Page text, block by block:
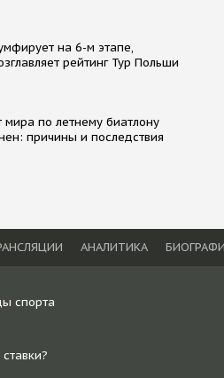
на 6-м этапе,
рейтинг Тур Польши
мира по летнему биатлону
причины и последствия
АНАЛИТИКА
спорта